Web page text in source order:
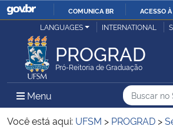
IR
O
COMUNICA BR ACESSO
Ministério da Justiça e Segurança Pública
Ministério da Defesa
Ministério das Relações Exteriores
LANGUAGES INTERNATIONAL
PROGRAD
Pró-Reitoria de Graduação
Menu Menu Principal do Sítio
Busca
Busca:
Você está aqui: UFSM > PROGRAD >